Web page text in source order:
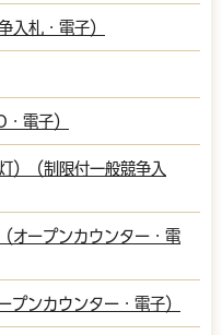
入札・電子）
電子）
）（制限付一般競争入
オープンカウンター・電
プンカウンター・電子）